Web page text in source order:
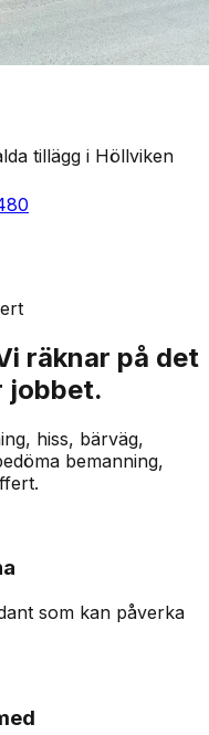
tillägg i Höllviken
räknar på det
jobbet.
hiss, bärväg,
bemanning,
som kan påverka